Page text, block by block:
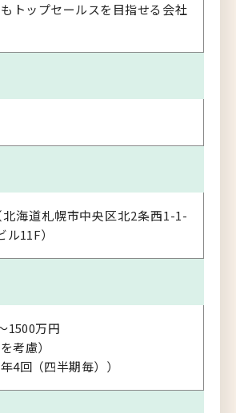
トップセールスを目指せる会社
海道札幌市中央区北2条西1-1-
11F）
1500万円
考慮）
4回（四半期毎））